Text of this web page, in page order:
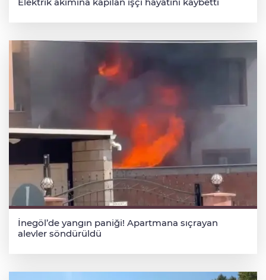
İnegöl’de yangın paniği! Apartmana sıçrayan
alevler söndürüldü